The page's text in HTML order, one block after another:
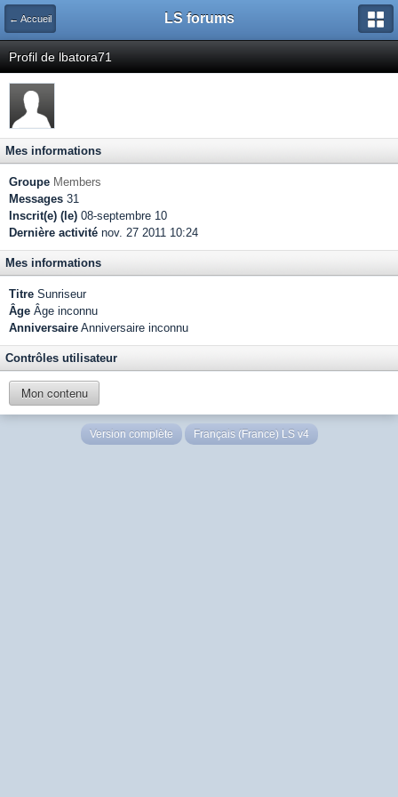
← Accueil LS forums
Profil de lbatora71
Mes informations
Groupe Members
Messages 31
Inscrit(e) (le) 08-septembre 10
Dernière activité nov. 27 2011 10:24
Mes informations
Titre Sunriseur
Âge Âge inconnu
Anniversaire Anniversaire inconnu
Contrôles utilisateur
Mon contenu
Version complète Français (France) LS v4